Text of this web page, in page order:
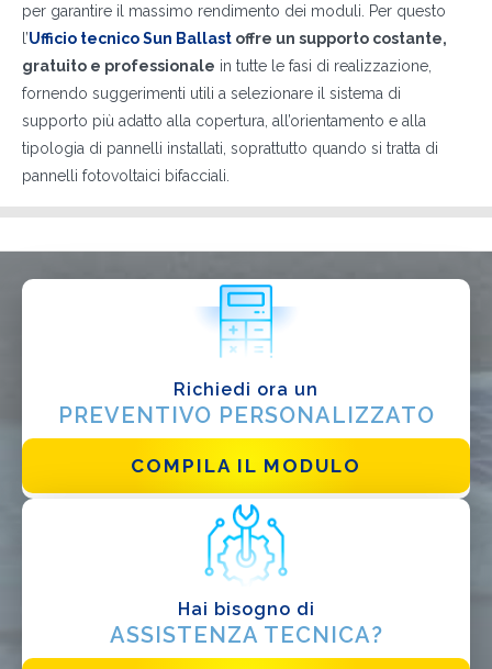
per garantire il massimo rendimento dei moduli. Per questo
l’Ufficio tecnico Sun Ballast offre un supporto costante,
gratuito e professionale in tutte le fasi di realizzazione,
fornendo suggerimenti utili a selezionare il sistema di
supporto più adatto alla copertura, all’orientamento e alla
tipologia di pannelli installati, soprattutto quando si tratta di
pannelli fotovoltaici bifacciali.
Richiedi ora un
PREVENTIVO PERSONALIZZATO
COMPILA IL MODULO
Hai bisogno di
ASSISTENZA TECNICA?
DI COSA DI OCCUPI?*
Installatore
Progettista
Distributore
Ho letto e accetto la Privacy Policy*